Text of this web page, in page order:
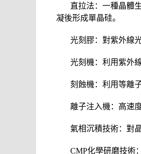
直拉法：一種晶體
凝後形成單晶硅。
光刻膠：對紫外線
光刻機：利用紫外
刻蝕機：利用等離
離子注入機：高速
氣相沉積技術：對
CMP化學研磨技術